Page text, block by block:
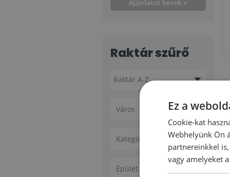
Ajánlatot kérek »
Raktár szűrő
Város
Kategóriák
Épület állapota
Ez a
Cookie-kat
Webhelyünk Ön
partnereinkkel
vagy amelyeket